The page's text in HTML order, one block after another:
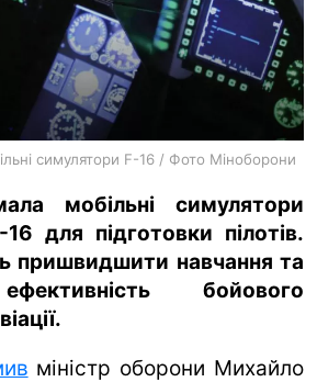
gambling
симулятори F-16 / Фото Міноборони
мобільні симулятори
для підготовки пілотів.
пришвидшити навчання та
бойового
міністр оборони Михайло